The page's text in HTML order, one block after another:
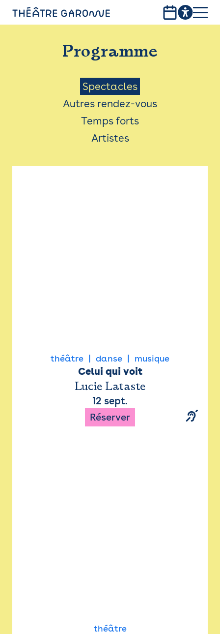
PROGRAMME
INFOS PRATIQUES
AVEC LES PUBLICS
ACCESSIBILITÉ
LES PRODUCTIONS
Programme
Menu
Saison
Spectacles
Autres rendez-vous
Temps forts
Artistes
théâtre danse musique
Celui qui voit
Lucie Lataste
12 sept.
Réserver
théâtre